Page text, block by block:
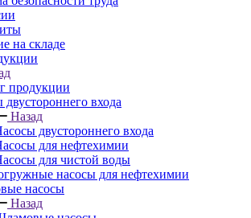
на складе
продукции
входа
Назад
двустороннего входа
для нефтехимии
для чистой воды
насосы для нефтехимии
насосы
Назад